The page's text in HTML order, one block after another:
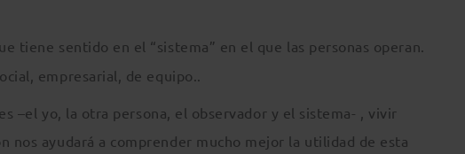
tiene sentido en el “sistema” en el que las personas operan.
empresarial, de equipo..
–el yo, la otra persona, el observador y el sistema- , vivir
nos ayudará a comprender mucho mejor la utilidad de esta